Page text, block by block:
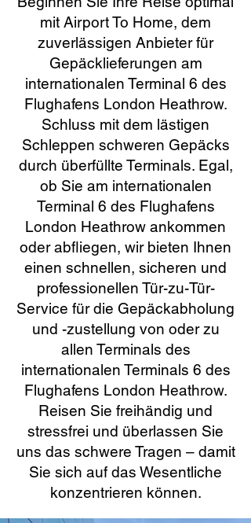
mit Airport To Home, dem
zuverlässigen Anbieter für
Gepäcklieferungen am
internationalen Terminal 6 des
Flughafens London Heathrow.
Schluss mit dem lästigen
Schleppen schweren Gepäcks
durch überfüllte Terminals. Egal,
ob Sie am internationalen
Terminal 6 des Flughafens
London Heathrow ankommen
oder abfliegen, wir bieten Ihnen
einen schnellen, sicheren und
professionellen Tür-zu-Tür-
Service für die Gepäckabholung
und -zustellung von oder zu
allen Terminals des
internationalen Terminals 6 des
Flughafens London Heathrow.
Reisen Sie freihändig und
stressfrei und überlassen Sie
uns das schwere Tragen – damit
Sie sich auf das Wesentliche
konzentrieren können.